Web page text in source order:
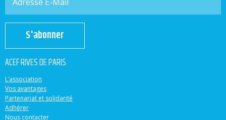
S'abonner
ACEF RIVES DE PARIS
L’association
Vos avantages
Partenariat et solidarité
Adhérer
Nous contacter